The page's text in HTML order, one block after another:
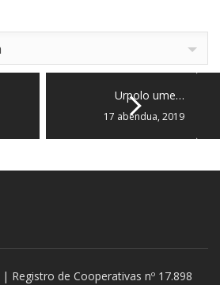
Urpolo ume…
17 abendua, 2019
Registro de Cooperativas nº 17.898